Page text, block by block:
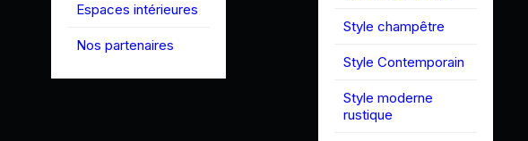
Espaces intérieures
Nos partenaires
Style champêtre
Style Contemporain
Style moderne
rustique